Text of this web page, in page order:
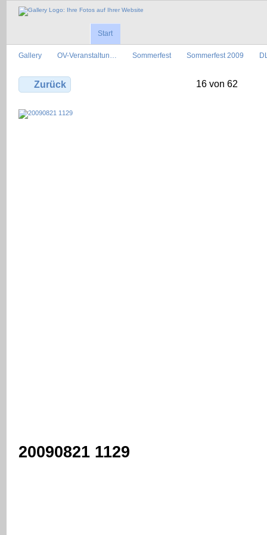
Start
Gallery OV-Veranstaltun… Sommerfest Sommerfest 2009
Zurück 16 von 62
20090821 1129